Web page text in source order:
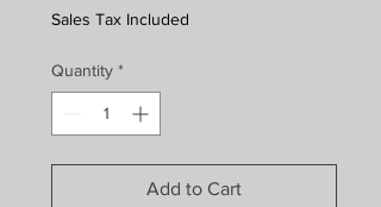
Sales Tax Included
Quantity *
Add to Cart